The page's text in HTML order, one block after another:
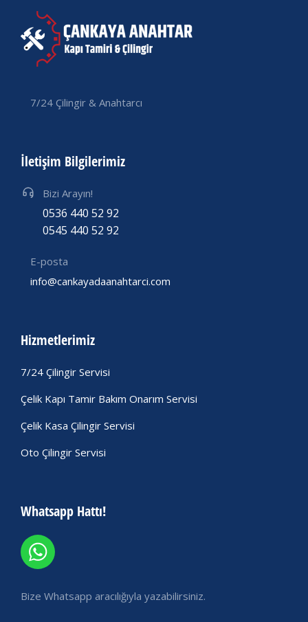
7/24 Çilingir & Anahtarcı
İletişim Bilgilerimiz
Bizi Arayın!
0536 440 52 92
0545 440 52 92
E-posta
info@cankayadaanahtarci.com
Hizmetlerimiz
7/24 Çilingir Servisi
Çelik Kapı Tamir Bakım Onarım Servisi
Çelik Kasa Çilingir Servisi
Oto Çilingir Servisi
Whatsapp Hattı!
Bize Whatsapp aracılığıyla yazabilirsiniz.